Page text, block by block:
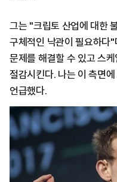
그는 "크립토 산업에 대한
구체적인 낙관이 필요하다
문제를 해결할 수 있고 스
절감시킨다. 나는 이 측면
언급했다.